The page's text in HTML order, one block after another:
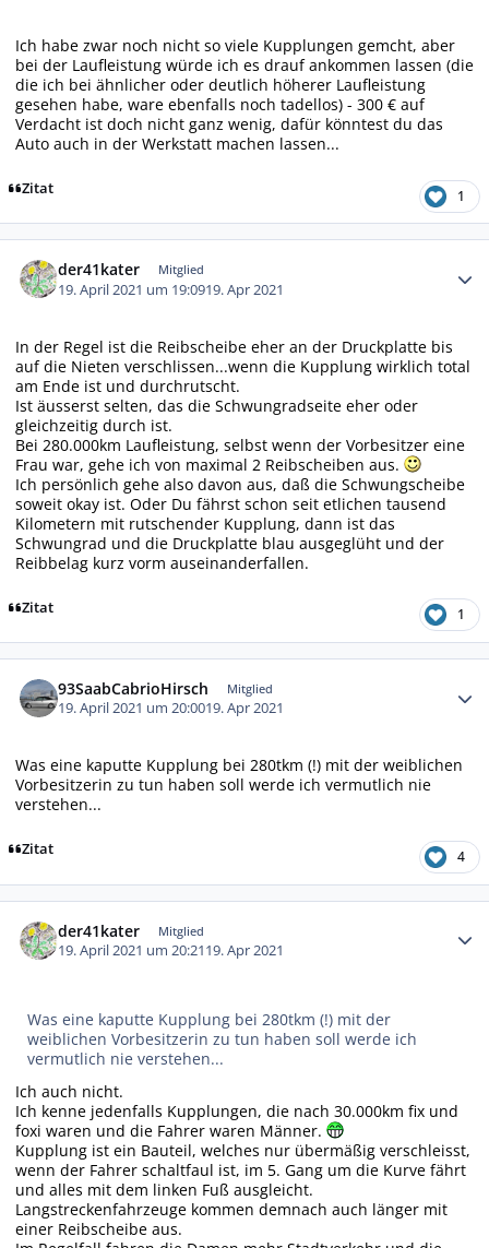
Ich habe zwar noch nicht so viele Kupplungen gemcht, aber
bei der Laufleistung würde ich es drauf ankommen lassen (die
die ich bei ähnlicher oder deutlich höherer Laufleistung
gesehen habe, ware ebenfalls noch tadellos) - 300 € auf
Verdacht ist doch nicht ganz wenig, dafür könntest du das
Auto auch in der Werkstatt machen lassen...
Zitat 1
der41kater Mitglied
19. April 2021 um 19:0919. Apr 2021
In der Regel ist die Reibscheibe eher an der Druckplatte bis
auf die Nieten verschlissen...wenn die Kupplung wirklich total
am Ende ist und durchrutscht.
Ist äusserst selten, das die Schwungradseite eher oder
gleichzeitig durch ist.
Bei 280.000km Laufleistung, selbst wenn der Vorbesitzer eine
Frau war, gehe ich von maximal 2 Reibscheiben aus.
Ich persönlich gehe also davon aus, daß die Schwungscheibe
soweit okay ist. Oder Du fährst schon seit etlichen tausend
Kilometern mit rutschender Kupplung, dann ist das
Schwungrad und die Druckplatte blau ausgeglüht und der
Reibbelag kurz vorm auseinanderfallen.
Zitat 1
93SaabCabrioHirsch Mitglied
19. April 2021 um 20:0019. Apr 2021
Was eine kaputte Kupplung bei 280tkm (!) mit der weiblichen
Vorbesitzerin zu tun haben soll werde ich vermutlich nie
verstehen...
Zitat 4
der41kater Mitglied
19. April 2021 um 20:2119. Apr 2021
Was eine kaputte Kupplung bei 280tkm (!) mit der
weiblichen Vorbesitzerin zu tun haben soll werde ich
vermutlich nie verstehen...
Ich auch nicht.
Ich kenne jedenfalls Kupplungen, die nach 30.000km fix und
foxi waren und die Fahrer waren Männer.
Kupplung ist ein Bauteil, welches nur übermäßig verschleisst,
wenn der Fahrer schaltfaul ist, im 5. Gang um die Kurve fährt
und alles mit dem linken Fuß ausgleicht.
Langstreckenfahrzeuge kommen demnach auch länger mit
einer Reibscheibe aus.